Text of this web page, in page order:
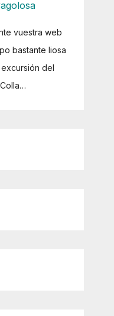
vuestra web
bastante liosa
del